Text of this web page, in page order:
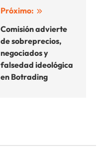
Próximo:
Comisión advierte
de sobreprecios,
negociados y
falsedad ideológica
en Botrading